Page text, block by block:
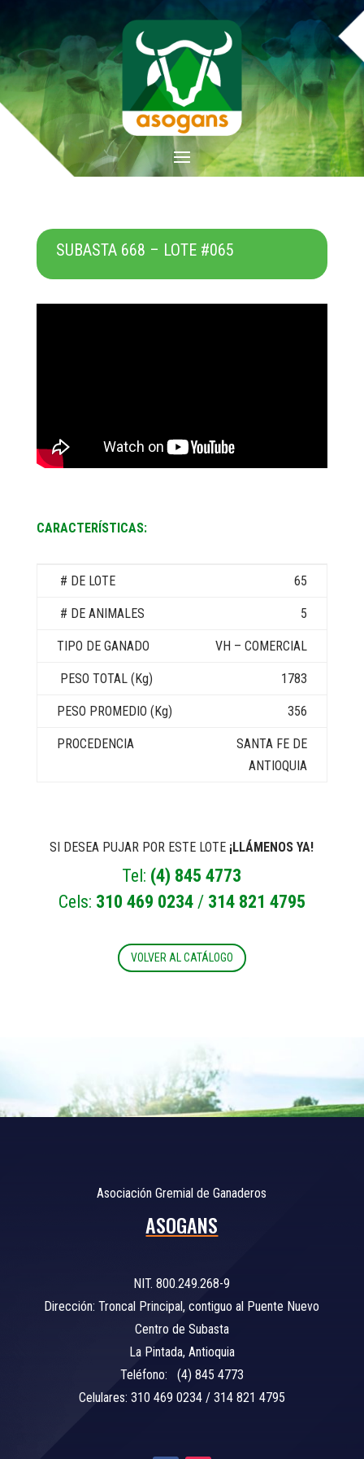
SUBASTA 668 – LOTE #065
CARACTERÍSTICAS:
65
5
VH – COMERCIAL
1783
356
SANTA FE DE
ANTIOQUIA
SI DESEA PUJAR POR ESTE LOTE ¡LLÁMENOS YA!
Tel: (4) 845 4773
Cels: 310 469 0234/ 314 821 4795
VOLVER AL CATÁLOGO
Asociación Gremial de Ganaderos
ASOGANS
NIT. 800.249.268-9
Dirección: Troncal Principal, contiguo al Puente Nuevo
Centro de Subasta
La Pintada, Antioquia
Teléfono: (4) 845 4773
Celulares: 310 469 0234 / 314 821 4795